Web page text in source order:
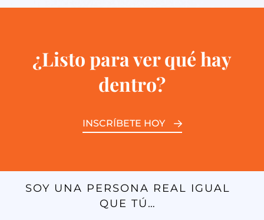
¿Listo para ver qué hay
dentro?
INSCRÍBETE HOY
SOY UNA PERSONA REAL IGUAL
QUE TÚ…